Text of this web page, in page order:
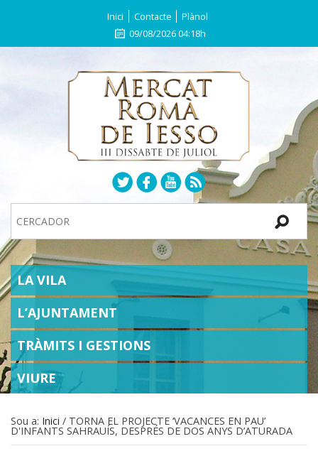
Inici Contacte
Plànol
09/08/2026 04:18h
Site
SECTIONS
LA VILA
L’AJUNTAMENT
TRÀMITS I GESTIONS
VIURE
Sou a: Inici / TORNA EL PROJECTE ‘VACANCES EN PAU’
D'INFANTS SAHRAUÍS, DESPRÉS DE DOS ANYS D’ATURADA